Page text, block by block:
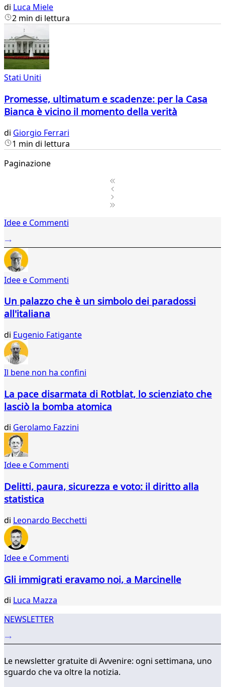
di Luca Miele
2 min di lettura
Stati Uniti
Promesse, ultimatum e scadenze: per la Casa
Bianca è vicino il momento della verità
di Giorgio Ferrari
1 min di lettura
Paginazione
2Idee e Commenti
Idee e Commenti
Un palazzo che è un simbolo dei paradossi
all'italiana
di Eugenio Fatigante
Il bene non ha confini
La pace disarmata di Rotblat, lo scienziato che
lasciò la bomba atomica
di Gerolamo Fazzini
Idee e Commenti
Delitti, paura, sicurezza e voto: il diritto alla
statistica
di Leonardo Becchetti
Idee e Commenti
Gli immigrati eravamo noi, a Marcinelle
di Luca Mazza
NEWSLETTER
Le newsletter gratuite di Avvenire: ogni settimana, uno
sguardo che va oltre la notizia.